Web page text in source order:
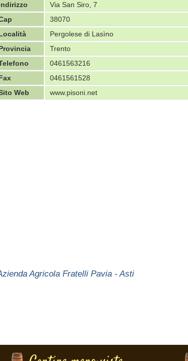
Via San Siro, 7
38070
Pergolese di Lasìno
Trento
0461563216
0461561528
Web
www.pisoni.net
Agricola Fratelli Pavia - Asti